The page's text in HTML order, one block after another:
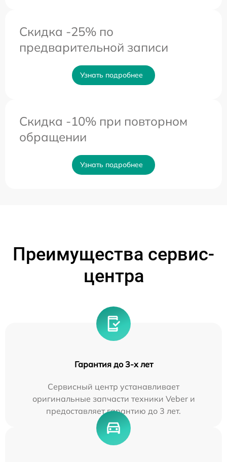
Скидка -25% по
предварительной записи
Узнать подробнее
Скидка -10% при повторном
обращении
Узнать подробнее
Преимущества сервис-
центра
Гарантия до 3-х лет
Сервисный центр устанавливает
оригинальные запчасти техники Veber и
предоставляет гарантию до 3 лет.